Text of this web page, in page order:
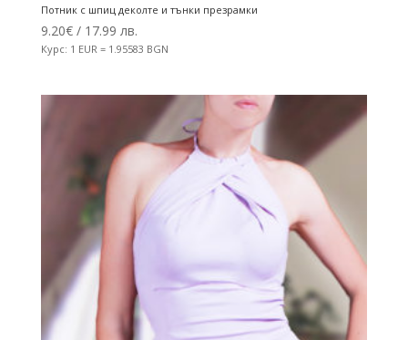
Потник с шпиц деколте и тънки презрамки
9.20€/ 17.99 лв.
Курс: 1 EUR = 1.95583 BGN